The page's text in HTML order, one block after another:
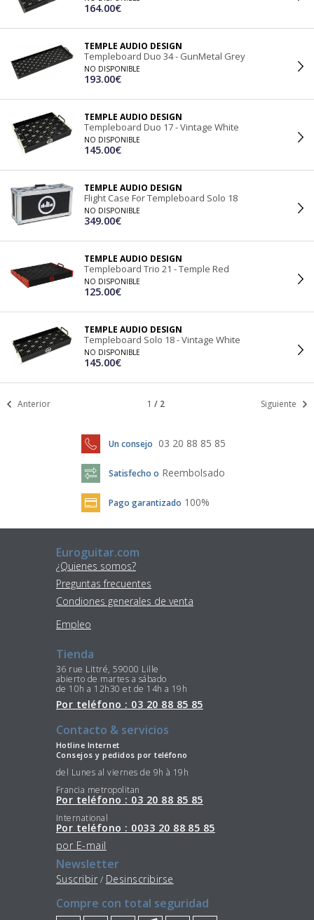
164.00€
TEMPLE AUDIO DESIGN
Templeboard Duo 34 - GunMetal Grey
NO DISPONIBLE
193.00€
TEMPLE AUDIO DESIGN
Templeboard Duo 17 - Vintage White
NO DISPONIBLE
145.00€
TEMPLE AUDIO DESIGN
Flight Case For Templeboard Solo 18
NO DISPONIBLE
349.00€
TEMPLE AUDIO DESIGN
Templeboard Trio 21 - Temple Red
NO DISPONIBLE
125.00€
TEMPLE AUDIO DESIGN
Templeboard Solo 18 - Vintage White
NO DISPONIBLE
145.00€
Anterior 1 / 2 Siguiente
Un consejo 03 20 88 85 85
Satisfecho o Reembolsado
Pago garantizado 100%
Euroguitar.com
¿Quienes somos?
Preguntas frecuentes
Condiones generales de venta
Empleo
Tienda
36 rue Littré, 59000 Lille
abierto de martes a sábado
de 10h a 12h30 et de 14h a 19h
Por teléfono : 03 20 88 85 85
Contacto & servicios
Hotline Internet
Consejos y pedidos por teléfono
del Lunes al viernes de 9h à 19h
Francia metropolitan
Por teléfono : 03 20 88 85 85
International
Por teléfono : 0033 20 88 85 85
por E-mail
Newsletter
Suscribir / Desinscribirse
Compre con total seguridad